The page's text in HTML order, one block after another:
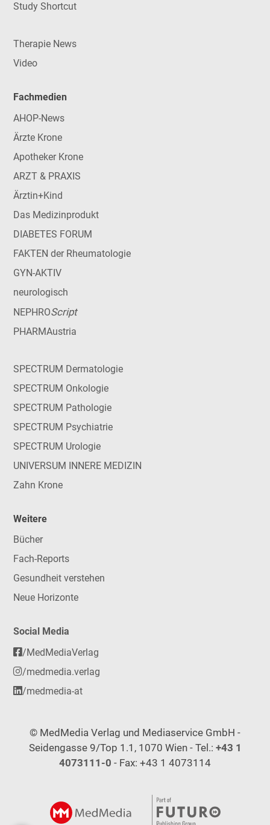
Study Shortcut
Therapie News
Video
Fachmedien
AHOP-News
Ärzte Krone
Apotheker Krone
ARZT & PRAXIS
Ärztin+Kind
Das Medizinprodukt
DIABETES FORUM
FAKTEN der Rheumatologie
GYN-AKTIV
neurologisch
NEPHROScript
PHARMAustria
SPECTRUM Dermatologie
SPECTRUM Onkologie
SPECTRUM Pathologie
SPECTRUM Psychiatrie
SPECTRUM Urologie
UNIVERSUM INNERE MEDIZIN
Zahn Krone
Weitere
Bücher
Fach-Reports
Gesundheit verstehen
Neue Horizonte
Social Media
/MedMediaVerlag
/medmedia.verlag
/medmedia-at
© MedMedia Verlag und Mediaservice GmbH -
Seidengasse 9/Top 1.1, 1070 Wien - Tel.: +43 1
4073111-0 - Fax: +43 1 4073114